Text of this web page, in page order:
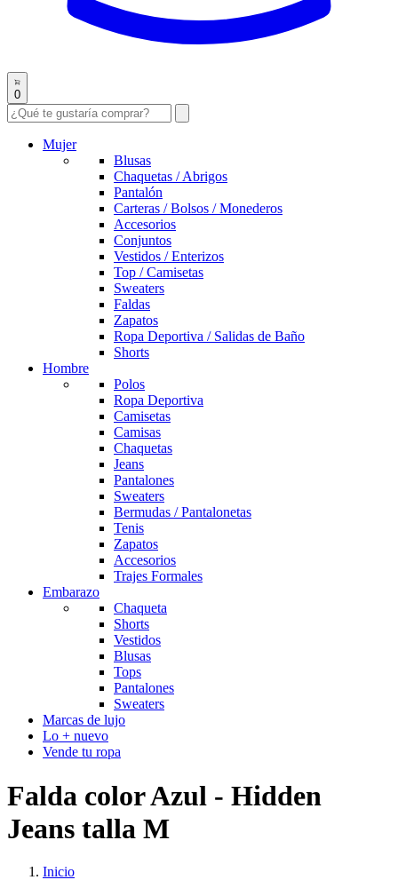
0
Mujer
Blusas
Chaquetas / Abrigos
Pantalón
Carteras / Bolsos / Monederos
Accesorios
Conjuntos
Vestidos / Enterizos
Top / Camisetas
Sweaters
Faldas
Zapatos
Ropa Deportiva / Salidas de Baño
Shorts
Hombre
Polos
Ropa Deportiva
Camisetas
Camisas
Chaquetas
Jeans
Pantalones
Sweaters
Bermudas / Pantalonetas
Tenis
Zapatos
Accesorios
Trajes Formales
Embarazo
Chaqueta
Shorts
Vestidos
Blusas
Tops
Pantalones
Sweaters
Marcas de lujo
Lo + nuevo
Vende tu ropa
Falda color Azul - Hidden
Jeans talla M
Inicio